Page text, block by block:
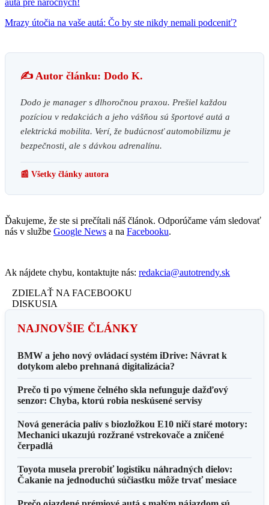
Mrazy útočia na vaše autá: Čo by ste nikdy nemali podceniť?
✍️ Autor článku: Dodo K.
Dodo je manager s dlhoročnou praxou. Prešiel každou
pozíciou v redakciách a jeho vášňou sú športové autá a
elektrická mobilita. Verí, že budúcnosť automobilizmu je
bezpečnosti, ale s dávkou adrenalínu.
📰 Všetky články autora
Ďakujeme, že ste si prečítali náš článok. Odporúčame vám sledovať
nás v službe Google News a na Facebooku.
Ak nájdete chybu, kontaktujte nás: redakcia@autotrendy.sk
ZDIELAŤ NA FACEBOOKU
DISKUSIA
NAJNOVŠIE ČLÁNKY
BMW a jeho nový ovládací systém iDrive: Návrat k
dotykom alebo prehnaná digitalizácia?
Prečo ti po výmene čelného skla nefunguje dažďový
senzor: Chyba, ktorú robia neskúsené servisy
Nová generácia palív s biozložkou E10 ničí staré motory:
Mechanici ukazujú rozžrané vstrekovače a zničené
čerpadlá
Toyota musela prerobiť logistiku náhradných dielov:
Čakanie na jednoduchú súčiastku môže trvať mesiace